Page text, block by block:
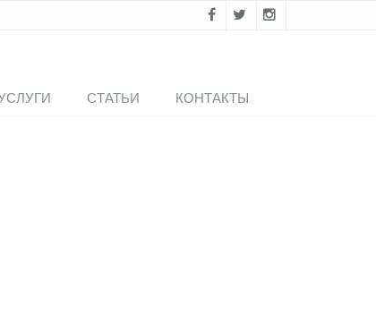
СТАТЬИ КОНТАКТЫ